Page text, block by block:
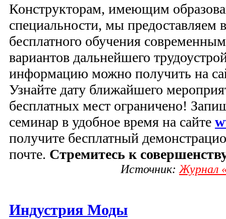
Конструкторам, имеющим
специальности, мы предоставляем
бесплатного обучения
вариантов дальнейшего
информацию можно получить на
Узнайте дату ближайшего
бесплатных мест ограничено!
семинар в удобное время на сайте
получите бесплатный
почте. Стремитесь к
Источник: Журнал
Индустрия Моды